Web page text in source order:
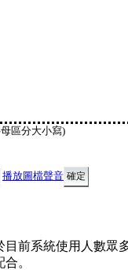
區分大小寫)
播放圖檔聲音
目前系統使用人數眾
。